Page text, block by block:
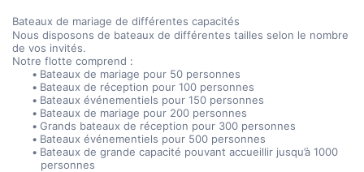
Bateaux de mariage de différentes capacités
Nous disposons de bateaux de différentes tailles selon le nombre
de vos invités.
Notre flotte comprend :
Bateaux de mariage pour 50 personnes
Bateaux de réception pour 100 personnes
Bateaux événementiels pour 150 personnes
Bateaux de mariage pour 200 personnes
Grands bateaux de réception pour 300 personnes
Bateaux événementiels pour 500 personnes
Bateaux de grande capacité pouvant accueillir jusqu’à 1000
personnes